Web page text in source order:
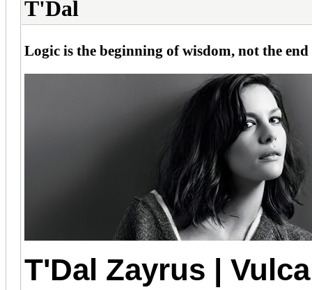
T'Dal
Logic is the beginning of wisdom, not the
T'Dal Zayrus |